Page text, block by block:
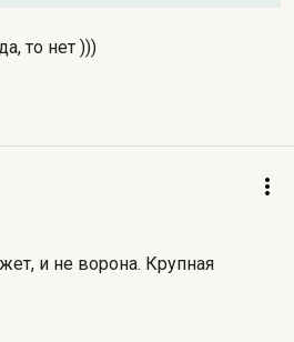
то нет )))
и не ворона. Крупная